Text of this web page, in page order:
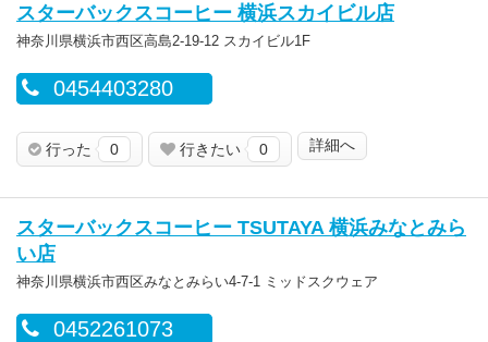
スターバックスコーヒー 横浜スカイビル店
神奈川県横浜市西区高島2-19-12 スカイビル1F
0454403280
行った 0 行きたい 0 詳細へ
スターバックスコーヒー TSUTAYA 横浜みなとみら
い店
神奈川県横浜市西区みなとみらい4-7-1 ミッドスクウェア
0452261073